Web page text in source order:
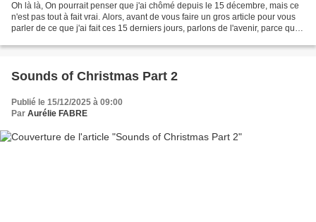
Oh là là, On pourrait penser que j'ai chômé depuis le 15 décembre, mais ce
n'est pas tout à fait vrai. Alors, avant de vous faire un gros article pour vous
parler de ce que j'ai fait ces 15 derniers jours, parlons de l'avenir, parce que
Sounds of Christmas Part 2
Publié le 15/12/2025 à 09:00
Par Aurélie FABRE